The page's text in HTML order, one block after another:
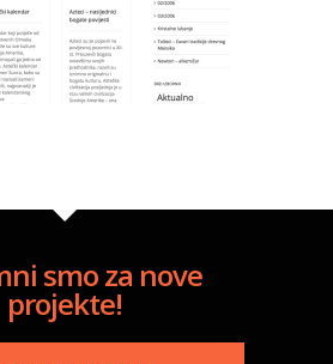
smo za nove
projekte!